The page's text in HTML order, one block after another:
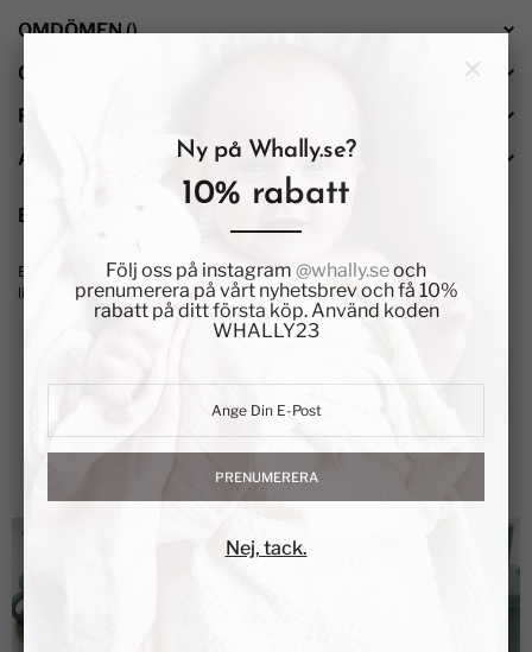
OMDÖMEN()
OM WHALLY
PRODUKTSÄKERHET
ÅTERFÖRSÄLJARE
BESKRIVNING
Ett perfekt nybörjarset med skålen ALMA i PP, skeden THIEL i
livsmedelsgodkänt silikon samt sugrörsmuggen FRANZ.
Produkter som andra gillar
Ny på Whally.se?
10% rabatt
Följ oss på instagram @whally.seoch
prenumerera på vårt nyhetsbrev och få 10%
rabatt på ditt första köp. Använd koden
WHALLY23
PRENUMERERA
Nej, tack.